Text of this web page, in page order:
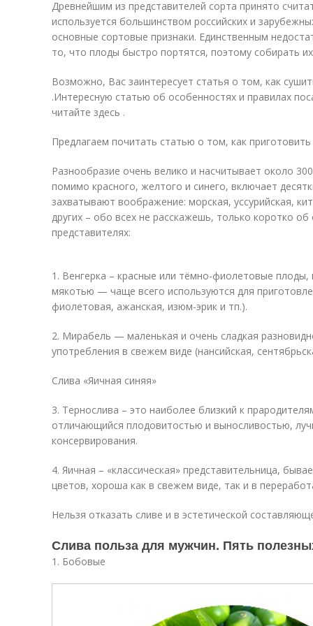
Древнейшим из представителей сорта принято
используется большинством российских и
основные сортовые признаки. Единственным
то, что плоды быстро портятся, поэтому собирать
Возможно, Вас заинтересует статья о том, как
.Интересную статью об особенностях и правилах
читайте здесь .
Предлагаем почитать статью о том, как
Разнообразие очень велико и насчитывает около
помимо красного, желтого и синего, включает
захватывают воображение: морская, уссурийская,
других – обо всех не расскажешь, только коротко
представителях:
1. Венгерка – красные или тёмно-фиолетовые
мякотью — чаще всего используются для
фиолетовая, ажанская, изюм-эрик и тп.).
2. Мирабель — маленькая и очень сладкая
употребления в свежем виде (нансийская,
Слива «Яичная синяя»
3. Тернослива – это наиболее близкий к
отличающийся плодовитостью и выносливостью,
консервирования.
4. Яичная – «классическая» представительница,
цветов, хороша как в свежем виде, так и в
Нельзя отказать сливе и в эстетической
Слива польза для мужчин. Пять
1. Бобовые